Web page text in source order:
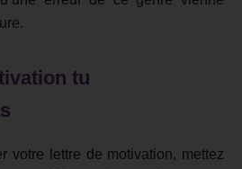
tu
votre lettre de motivation, mettez